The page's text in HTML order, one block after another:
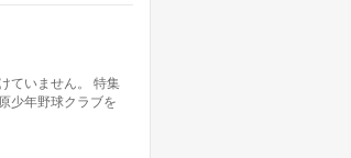
ていません。 特集
少年野球クラブを